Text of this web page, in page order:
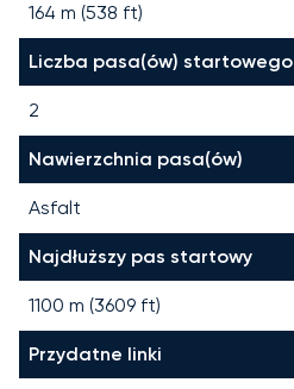
164 m (538 ft)
Liczba pasa(ów) startowego
2
Nawierzchnia pasa(ów)
Asfalt
Najdłuższy pas startowy
1100 m (3609 ft)
Przydatne linki